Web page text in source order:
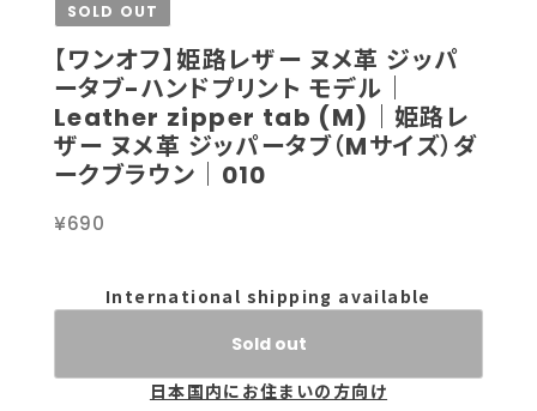
SOLD OUT
【ワンオフ】姫路レザー ヌメ革 ジッパ
ータブ-ハンドプリント モデル｜
Leather zipper tab (M)｜姫路レ
ザー ヌメ革 ジッパータブ（Mサイズ）ダ
ークブラウン｜010
¥690
International shipping available
Sold out
日本国内にお住まいの方向け